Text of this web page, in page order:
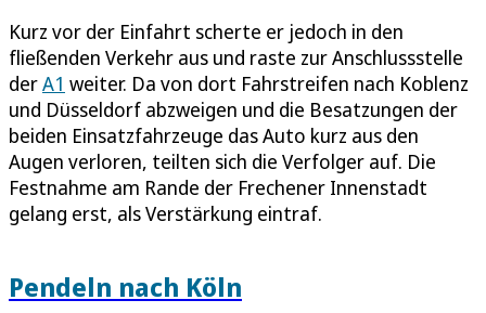
Kurz vor der Einfahrt scherte er jedoch in den
fließenden Verkehr aus und raste zur Anschlussstelle
derA1 weiter. Da von dort Fahrstreifen nach Koblenz
und Düsseldorf abzweigen und die Besatzungen der
beiden Einsatzfahrzeuge das Auto kurz aus den
Augen verloren, teilten sich die Verfolger auf. Die
Festnahme am Rande der Frechener Innenstadt
gelang erst, als Verstärkung eintraf.
Pendeln nach Köln